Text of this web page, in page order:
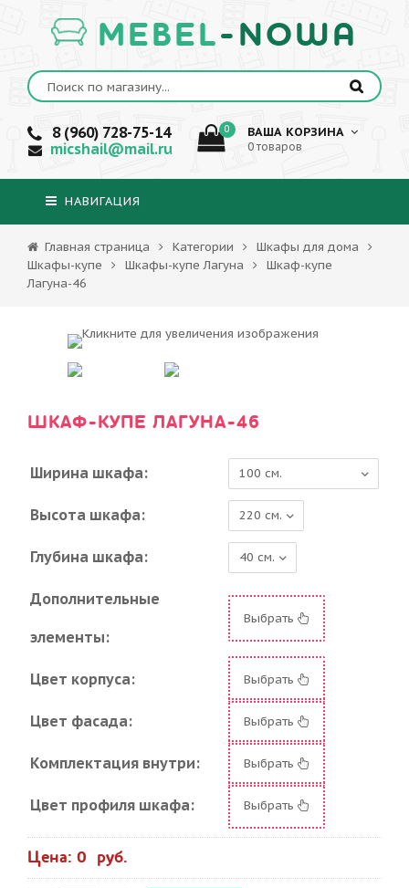
MEBEL-NOWA
8 (960) 728-75-14
micshail@mail.ru
0 ВАША КОРЗИНА
0 товаров
НАВИГАЦИЯ
Главная страница Категории
Шкафы для дома
Шкафы-купе
Шкафы-купе Лагуна
Шкаф-купе
Лагуна-46
ШКАФ-КУПЕ ЛАГУНА-46
Ширина шкафа:
Высота шкафа:
Глубина шкафа:
Дополнительные
элементы:
Выбрать
Цвет корпуса: Выбрать
Цвет фасада: Выбрать
Комплектация внутри: Выбрать
Цвет профиля шкафа: Выбрать
Цена: 0 руб.